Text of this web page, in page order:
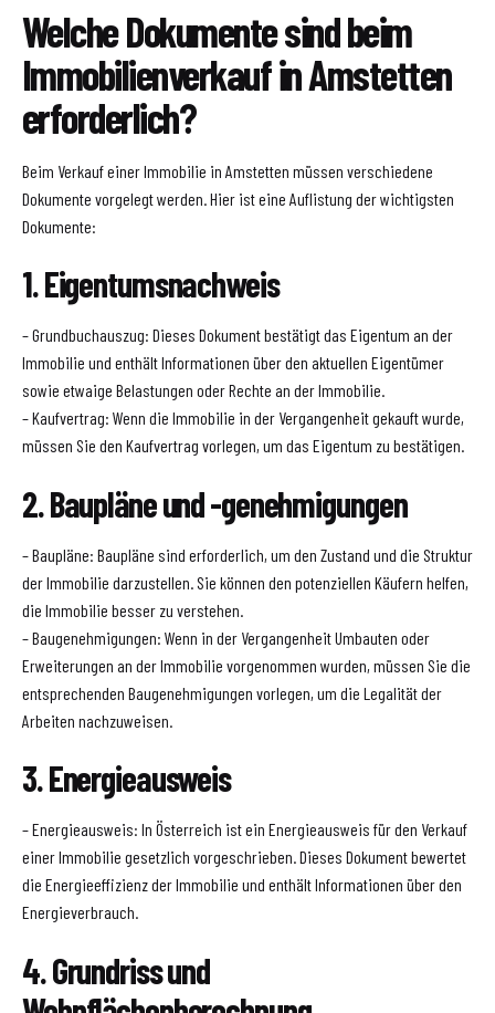
Welche Dokumente sind beim
Immobilienverkauf in Amstetten
erforderlich?
Beim Verkauf einer Immobilie in Amstetten müssen verschiedene
Dokumente vorgelegt werden. Hier ist eine Auflistung der wichtigsten
Dokumente:
1. Eigentumsnachweis
– Grundbuchauszug: Dieses Dokument bestätigt das Eigentum an der
Immobilie und enthält Informationen über den aktuellen Eigentümer
sowie etwaige Belastungen oder Rechte an der Immobilie.
– Kaufvertrag: Wenn die Immobilie in der Vergangenheit gekauft wurde,
müssen Sie den Kaufvertrag vorlegen, um das Eigentum zu bestätigen.
2. Baupläne und -genehmigungen
– Baupläne: Baupläne sind erforderlich, um den Zustand und die Struktur
der Immobilie darzustellen. Sie können den potenziellen Käufern helfen,
die Immobilie besser zu verstehen.
– Baugenehmigungen: Wenn in der Vergangenheit Umbauten oder
Erweiterungen an der Immobilie vorgenommen wurden, müssen Sie die
entsprechenden Baugenehmigungen vorlegen, um die Legalität der
Arbeiten nachzuweisen.
3. Energieausweis
– Energieausweis: In Österreich ist ein Energieausweis für den Verkauf
einer Immobilie gesetzlich vorgeschrieben. Dieses Dokument bewertet
die Energieeffizienz der Immobilie und enthält Informationen über den
Energieverbrauch.
4. Grundriss und